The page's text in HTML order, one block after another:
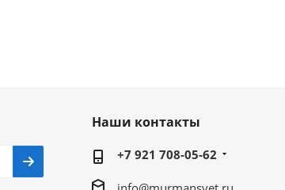
Наши контакты
+7 921 708-05-62